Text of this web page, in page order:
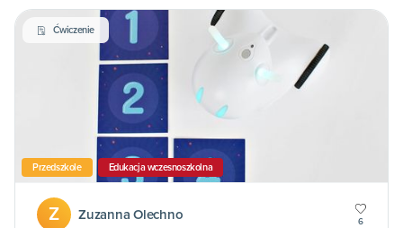
Ćwiczenie
Przedszkole Edukacja wczesnoszkolna
Z Zuzanna Olechno 6